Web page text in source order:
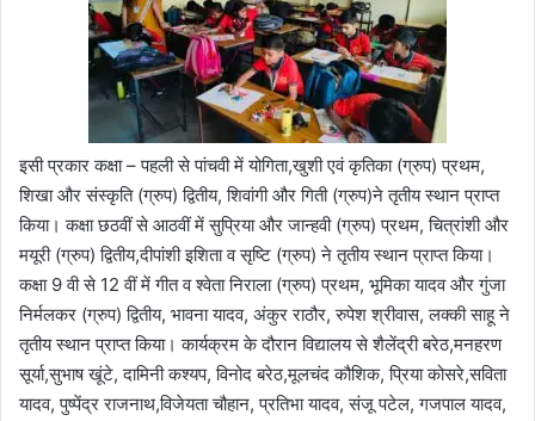
इसी प्रकार कक्षा – पहली से पांचवी में योगिता,खुशी एवं कृतिका (ग्रुप) प्रथम,
शिखा और संस्कृति (ग्रुप) द्वितीय, शिवांगी और गिती (ग्रुप)ने तृतीय स्थान प्राप्त
किया। कक्षा छठवीं से आठवीं में सुप्रिया और जान्हवी (ग्रुप) प्रथम, चित्रांशी और
मयूरी (ग्रुप) द्वितीय,दीपांशी इशिता व सृष्टि (ग्रुप) ने तृतीय स्थान प्राप्त किया।
कक्षा 9 वी से 12 वीं में गीत व श्वेता निराला (ग्रुप) प्रथम, भूमिका यादव और गुंजा
निर्मलकर (ग्रुप) द्वितीय, भावना यादव, अंकुर राठौर, रुपेश श्रीवास, लक्की साहू ने
तृतीय स्थान प्राप्त किया। कार्यक्रम के दौरान विद्यालय से शैलेंद्री बरेठ,मनहरण
सूर्या,सुभाष खूंटे, दामिनी कश्यप, विनोद बरेठ,मूलचंद कौशिक, प्रिया कोसरे,सविता
यादव, पुष्पेंद्र राजनाथ,विजेयता चौहान, प्रतिभा यादव, संजू पटेल, गजपाल यादव,